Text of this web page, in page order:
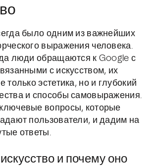
было одним из важнейших
выражения человека.
люди обращаются к Google с
с искусством, их
только эстетика, но и глубокий
и способы самовыражения.
вопросы, которые
пользователи, и дадим на
ответы.
и почему оно